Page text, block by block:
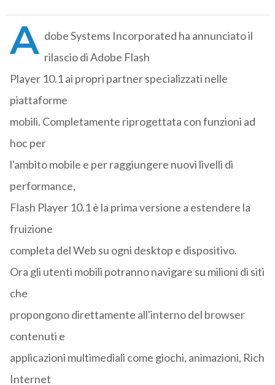
A dobe Systems Incorporated ha annunciato il
rilascio di Adobe Flash
Player 10.1 ai propri partner specializzati nelle
piattaforme
mobili. Completamente riprogettata con funzioni ad
hoc per
l'ambito mobile e per raggiungere nuovi livelli di
performance,
Flash Player 10.1 è la prima versione a estendere la
fruizione
completa del Web su ogni desktop e dispositivo.
Ora gli utenti mobili potranno navigare su milioni di siti
che
propongono direttamente all'interno del browser
contenuti e
applicazioni multimediali come giochi, animazioni, Rich
Internet